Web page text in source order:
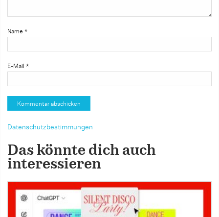
Name *
E-Mail *
Datenschutzbestimmungen
Das könnte dich auch
interessieren